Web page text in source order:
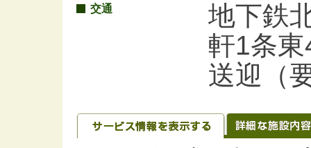
交通
地下鉄
軒1条
送迎（